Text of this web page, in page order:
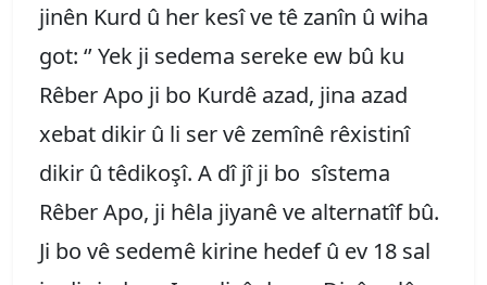
jinên Kurd û her kesî ve tê zanîn û wiha
got: ‘’ Yek ji sedema sereke ew bû ku
Rêber Apo ji bo Kurdê azad, jina azad
xebat dikir û li ser vê zemînê rêxistinî
dikir û têdikoşî. A dî jî ji bo sîstema
Rêber Apo, ji hêla jiyanê ve alternatîf bû.
Ji bo vê sedemê kirine hedef û ev 18 sal